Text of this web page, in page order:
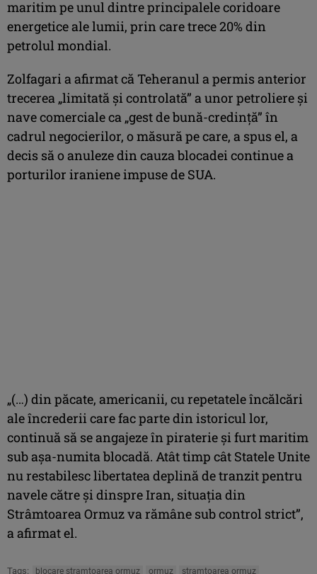
maritim pe unul dintre principalele coridoare
energetice ale lumii, prin care trece 20% din
petrolul mondial.
Zolfagari a afirmat că Teheranul a permis anterior
trecerea „limitată şi controlată” a unor petroliere şi
nave comerciale ca „gest de bună-credinţă” în
cadrul negocierilor, o măsură pe care, a spus el, a
decis să o anuleze din cauza blocadei continue a
porturilor iraniene impuse de SUA.
„(…) din păcate, americanii, cu repetatele încălcări
ale încrederii care fac parte din istoricul lor,
continuă să se angajeze în piraterie şi furt maritim
sub aşa-numita blocadă. Atât timp cât Statele Unite
nu restabilesc libertatea deplină de tranzit pentru
navele către şi dinspre Iran, situaţia din
Strâmtoarea Ormuz va rămâne sub control strict”,
a afirmat el.
Tags: blocare stramtoarea ormuz ormuz stramtoarea ormuz